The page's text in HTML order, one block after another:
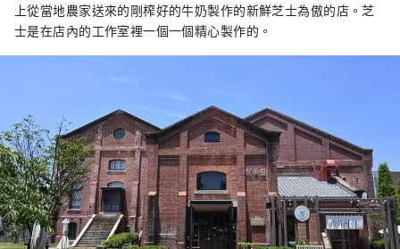
上從當地農家送來的剛榨好的牛奶製作的新鮮芝士為傲的店。芝
士是在店內的工作室裡一個一個精心製作的。